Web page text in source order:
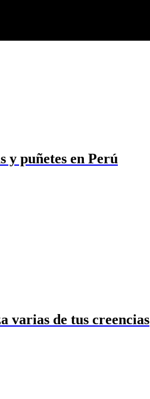
y puñetes en Perú
varias de tus creencias